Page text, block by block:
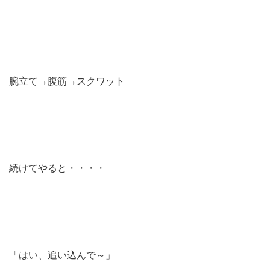
腕立て→腹筋→スクワット
続けてやると・・・・
「はい、追い込んで～」